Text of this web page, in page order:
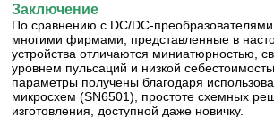
Заключение
По сравнению с DC/DC-
многими фирмами, представленные в
устройства отличаются миниатюрностью,
уровнем пульсаций и низкой
параметры получены благодаря
микросхем (SN6501), простоте схемных
изготовления, доступной даже новичку.